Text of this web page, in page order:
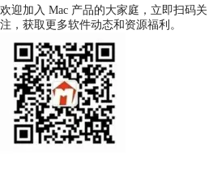
欢迎加入 Mac 产品的大家庭，立即扫码关
注，获取更多软件动态和资源福利。